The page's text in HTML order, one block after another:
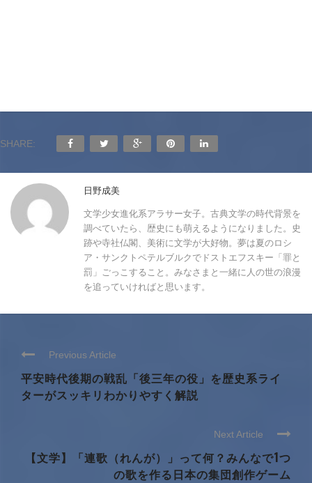
SHARE:
日野成美
文学少女進化系アラサー女子。古典文学の時代背景を
調べていたら、歴史にも萌えるようになりました。史
跡や寺社仏閣、美術に文学が大好物。夢は夏のロシ
ア・サンクトペテルブルクでドストエフスキー「罪と
罰」ごっこすること。みなさまと一緒に人の世の浪漫
を追っていければと思います。
Previous Article
平安時代後期の戦乱「後三年の役」を歴史系ライ
ターがスッキリわかりやすく解説
Next Article
【文学】「連歌（れんが）」って何？みんなで1つ
の歌を作る日本の集団創作ゲーム